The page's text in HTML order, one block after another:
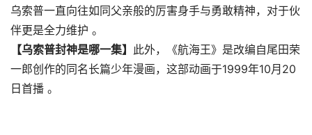
乌索普一直向往如同父亲般的厉害身手与勇敢精神，对于伙
伴更是全力维护 。
【乌索普封神是哪一集】 此外，《航海王》是改编自尾田荣
一郎创作的同名长篇少年漫画，这部动画于1999年10月20
日首播 。